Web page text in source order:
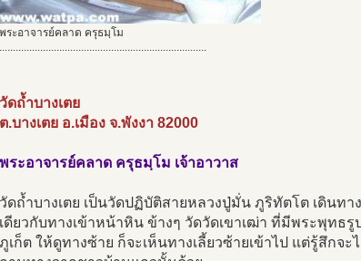
พระอาจารย์คลาด ครุธมฺโม
............................................................................
วัดถ้ำบางเตย
ต.บางเตย อ.เมือง จ.พังงา 82000
พระอาจารย์คลาด ครุธมฺโม เจ้าอาวาส
วัดถ้ำบางเตย เป็นวัดปฏิบัติสายหลวงปู่มั่น ภูริทัตโต เดินท
เดียวกับทางเข้าหน้าหิน ข้างๆ วัดวัดเขาเฒ่า ที่มีพระพุทธ
ภูเก็ต ให้ดูทางซ้าย ก็จะเห็นทางเลี้ยวซ้ายเข้าไป แต่รู้สึกจ